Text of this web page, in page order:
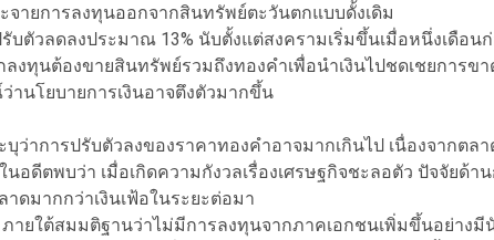
ะจายการลงทุนออกจากสินทรัพย์ตะวันตกแบบดั้งเดิม
บตัวลดลงประมาณ 13% นับตั้งแต่สงครามเริ่มขึ้นเมื่อหนึ่งเดือน
ลงทุนต้องขายสินทรัพย์รวมถึงทองคำเพื่อนำเงินไปชดเชยการข
านโยบายการเงินอาจตึงตัวมากขึ้น
บุว่าการปรับตัวลงของราคาทองคำอาจมากเกินไป เนื่องจากตล
อดีตพบว่า เมื่อเกิดความกังวลเรื่องเศรษฐกิจชะลอตัว ปัจจัยด้า
ดมากกว่าเงินเฟ้อในระยะต่อมา
ภายใต้สมมติฐานว่าไม่มีการลงทุนจากภาคเอกชนเพิ่มขึ้นอย่าง